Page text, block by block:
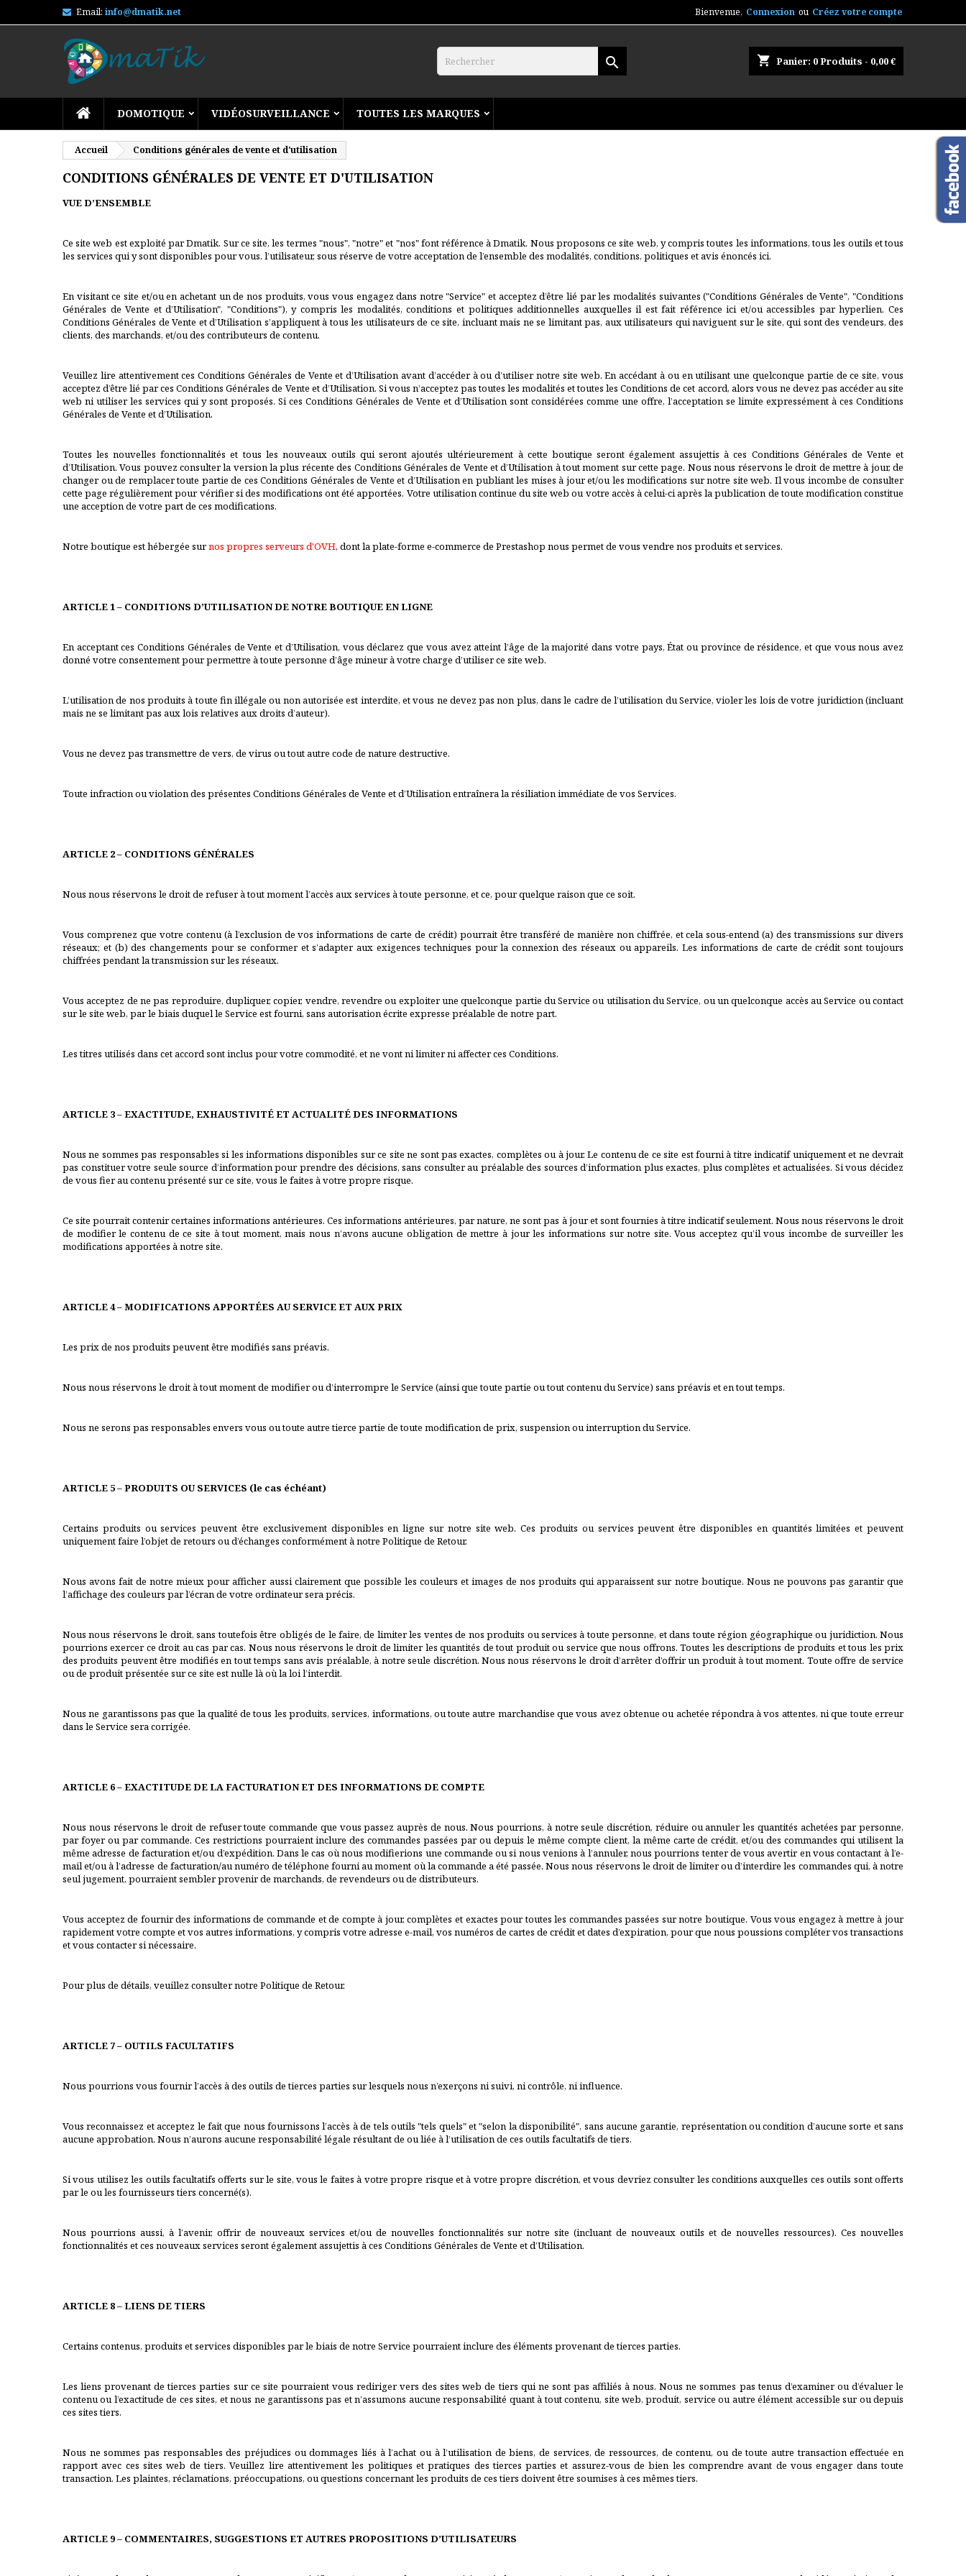
Email: info@dmatik.net Bienvenue, Connexion ou Créez votre compte
shopping_cart Panier: 0Produits - 0,00 €
search
DOMOTIQUE VIDÉOSURVEILLANCE TOUTES LES MARQUES
Accueil Conditions générales de vente et d'utilisation
CONDITIONS GÉNÉRALES DE VENTE ET D'UTILISATION
VUE D’ENSEMBLE
Ce site web est exploité parDmatik. Sur ce site, les termes "nous", "notre" et "nos" font référence à Dmatik. Nous proposons ce site web, y compris toutes les informations, tous les outils et tous
les services qui y sont disponibles pour vous, l’utilisateur, sous réserve de votre acceptation de l’ensemble des modalités, conditions, politiques et avis énoncés ici.
En visitant ce site et/ou en achetant un de nos produits, vous vous engagez dans notre "Service" et acceptez d’être lié par les modalités suivantes ("Conditions Générales de Vente", "Conditions
Générales de Vente et d’Utilisation", "Conditions"), y compris les modalités, conditions et politiques additionnelles auxquelles il est fait référence ici et/ou accessibles par hyperlien. Ces
Conditions Générales de Vente et d’Utilisation s’appliquent à tous les utilisateurs de ce site, incluant mais ne se limitant pas, aux utilisateurs qui naviguent sur le site, qui sont des vendeurs, des
clients, des marchands, et/ou des contributeurs de contenu.
Veuillez lire attentivement ces Conditions Générales de Vente et d’Utilisation avant d’accéder à ou d’utiliser notre site web. En accédant à ou en utilisant une quelconque partie de ce site, vous
acceptez d’être lié par ces Conditions Générales de Vente et d’Utilisation. Si vous n’acceptez pas toutes les modalités et toutes les Conditions de cet accord, alors vous ne devez pas accéder au site
web ni utiliser les services qui y sont proposés. Si ces Conditions Générales de Vente et d’Utilisation sont considérées comme une offre, l’acceptation se limite expressément à ces Conditions
Générales de Vente et d’Utilisation.
Toutes les nouvelles fonctionnalités et tous les nouveaux outils qui seront ajoutés ultérieurement à cette boutique seront également assujettis à ces Conditions Générales de Vente et
d’Utilisation. Vous pouvez consulter la version la plus récente des Conditions Générales de Vente et d’Utilisation à tout moment sur cette page. Nous nous réservons le droit de mettre à jour, de
changer ou de remplacer toute partie de ces Conditions Générales de Vente et d’Utilisation en publiant les mises à jour et/ou les modifications sur notre site web. Il vous incombe de consulter
cette page régulièrement pour vérifier si des modifications ont été apportées. Votre utilisation continue du site web ou votre accès à celui-ci après la publication de toute modification constitue
une acception de votre part de ces modifications.
Notre boutique est hébergée surnos propres serveurs d'OVH, dont la plate-forme e-commerce de Prestashop nous permet de vous vendre nos produits et services.
ARTICLE 1 – CONDITIONS D’UTILISATION DE NOTRE BOUTIQUE EN LIGNE
En acceptant ces Conditions Générales de Vente et d’Utilisation, vous déclarez que vous avez atteint l’âge de la majorité dans votre pays, État ou province de résidence, et que vous nous avez
donné votre consentement pour permettre à toute personne d’âge mineur à votre charge d’utiliser ce site web.
L’utilisation de nos produits à toute fin illégale ou non autorisée est interdite, et vous ne devez pas non plus, dans le cadre de l’utilisation du Service, violer les lois de votre juridiction (incluant
mais ne se limitant pas aux lois relatives aux droits d’auteur).
Vous ne devez pas transmettre de vers, de virus ou tout autre code de nature destructive.
Toute infraction ou violation des présentes Conditions Générales de Vente et d’Utilisation entraînera la résiliation immédiate de vos Services.
ARTICLE 2 – CONDITIONS GÉNÉRALES
Nous nous réservons le droit de refuser à tout moment l’accès aux services à toute personne, et ce, pour quelque raison que ce soit.
Vous comprenez que votre contenu (à l’exclusion de vos informations de carte de crédit) pourrait être transféré de manière non chiffrée, et cela sous-entend (a) des transmissions sur divers
réseaux; et (b) des changements pour se conformer et s’adapter aux exigences techniques pour la connexion des réseaux ou appareils. Les informations de carte de crédit sont toujours
chiffrées pendant la transmission sur les réseaux.
Vous acceptez de ne pas reproduire, dupliquer, copier, vendre, revendre ou exploiter une quelconque partie du Service ou utilisation du Service, ou un quelconque accès au Service ou contact
sur le site web, par le biais duquel le Service est fourni, sans autorisation écrite expresse préalable de notre part.
Les titres utilisés dans cet accord sont inclus pour votre commodité, et ne vont ni limiter ni affecter ces Conditions.
ARTICLE 3 – EXACTITUDE, EXHAUSTIVITÉ ET ACTUALITÉ DES INFORMATIONS
Nous ne sommes pas responsables si les informations disponibles sur ce site ne sont pas exactes, complètes ou à jour. Le contenu de ce site est fourni à titre indicatif uniquement et ne devrait
pas constituer votre seule source d’information pour prendre des décisions, sans consulter au préalable des sources d’information plus exactes, plus complètes et actualisées. Si vous décidez
de vous fier au contenu présenté sur ce site, vous le faites à votre propre risque.
Ce site pourrait contenir certaines informations antérieures. Ces informations antérieures, par nature, ne sont pas à jour et sont fournies à titre indicatif seulement. Nous nous réservons le droit
de modifier le contenu de ce site à tout moment, mais nous n’avons aucune obligation de mettre à jour les informations sur notre site. Vous acceptez qu’il vous incombe de surveiller les
modifications apportées à notre site.
ARTICLE 4 – MODIFICATIONS APPORTÉES AU SERVICE ET AUX PRIX
Les prix de nos produits peuvent être modifiés sans préavis.
Nous nous réservons le droit à tout moment de modifier ou d’interrompre le Service (ainsi que toute partie ou tout contenu du Service) sans préavis et en tout temps.
Nous ne serons pas responsables envers vous ou toute autre tierce partie de toute modification de prix, suspension ou interruption du Service.
ARTICLE 5 – PRODUITS OU SERVICES (le cas échéant)
Certains produits ou services peuvent être exclusivement disponibles en ligne sur notre site web. Ces produits ou services peuvent être disponibles en quantités limitées et peuvent
uniquement faire l’objet de retours ou d’échanges conformément à notre Politique de Retour.
Nous avons fait de notre mieux pour afficher aussi clairement que possible les couleurs et images de nos produits qui apparaissent sur notre boutique. Nous ne pouvons pas garantir que
l’affichage des couleurs par l’écran de votre ordinateur sera précis.
Nous nous réservons le droit, sans toutefois être obligés de le faire, de limiter les ventes de nos produits ou services à toute personne, et dans toute région géographique ou juridiction. Nous
pourrions exercer ce droit au cas par cas. Nous nous réservons le droit de limiter les quantités de tout produit ou service que nous offrons. Toutes les descriptions de produits et tous les prix
des produits peuvent être modifiés en tout temps sans avis préalable, à notre seule discrétion. Nous nous réservons le droit d’arrêter d’offrir un produit à tout moment. Toute offre de service
ou de produit présentée sur ce site est nulle là où la loi l’interdit.
Nous ne garantissons pas que la qualité de tous les produits, services, informations, ou toute autre marchandise que vous avez obtenue ou achetée répondra à vos attentes, ni que toute erreur
dans le Service sera corrigée.
ARTICLE 6 – EXACTITUDE DE LA FACTURATION ET DES INFORMATIONS DE COMPTE
Nous nous réservons le droit de refuser toute commande que vous passez auprès de nous. Nous pourrions, à notre seule discrétion, réduire ou annuler les quantités achetées par personne,
par foyer ou par commande. Ces restrictions pourraient inclure des commandes passées par ou depuis le même compte client, la même carte de crédit, et/ou des commandes qui utilisent la
même adresse de facturation et/ou d’expédition. Dans le cas où nous modifierions une commande ou si nous venions à l’annuler, nous pourrions tenter de vous avertir en vous contactant à l’e-
mail et/ou à l’adresse de facturation/au numéro de téléphone fourni au moment où la commande a été passée. Nous nous réservons le droit de limiter ou d’interdire les commandes qui, à notre
seul jugement, pourraient sembler provenir de marchands, de revendeurs ou de distributeurs.
Vous acceptez de fournir des informations de commande et de compte à jour, complètes et exactes pour toutes les commandes passées sur notre boutique. Vous vous engagez à mettre à jour
rapidement votre compte et vos autres informations, y compris votre adresse e-mail, vos numéros de cartes de crédit et dates d’expiration, pour que nous poussions compléter vos transactions
et vous contacter si nécessaire.
Pour plus de détails, veuillez consulter notre Politique de Retour.
ARTICLE 7 – OUTILS FACULTATIFS
Nous pourrions vous fournir l’accès à des outils de tierces parties sur lesquels nous n’exerçons ni suivi, ni contrôle, ni influence.
Vous reconnaissez et acceptez le fait que nous fournissons l’accès à de tels outils "tels quels" et "selon la disponibilité", sans aucune garantie, représentation ou condition d’aucune sorte et sans
aucune approbation. Nous n’aurons aucune responsabilité légale résultant de ou liée à l’utilisation de ces outils facultatifs de tiers.
Si vous utilisez les outils facultatifs offerts sur le site, vous le faites à votre propre risque et à votre propre discrétion, et vous devriez consulter les conditions auxquelles ces outils sont offerts
par le ou les fournisseurs tiers concerné(s).
Nous pourrions aussi, à l’avenir, offrir de nouveaux services et/ou de nouvelles fonctionnalités sur notre site (incluant de nouveaux outils et de nouvelles ressources). Ces nouvelles
fonctionnalités et ces nouveaux services seront également assujettis à ces Conditions Générales de Vente et d’Utilisation.
ARTICLE 8 – LIENS DE TIERS
Certains contenus, produits et services disponibles par le biais de notre Service pourraient inclure des éléments provenant de tierces parties.
Les liens provenant de tierces parties sur ce site pourraient vous rediriger vers des sites web de tiers qui ne sont pas affiliés à nous. Nous ne sommes pas tenus d’examiner ou d’évaluer le
contenu ou l’exactitude de ces sites, et nous ne garantissons pas et n’assumons aucune responsabilité quant à tout contenu, site web, produit, service ou autre élément accessible sur ou depuis
ces sites tiers.
Nous ne sommes pas responsables des préjudices ou dommages liés à l’achat ou à l’utilisation de biens, de services, de ressources, de contenu, ou de toute autre transaction effectuée en
rapport avec ces sites web de tiers. Veuillez lire attentivement les politiques et pratiques des tierces parties et assurez-vous de bien les comprendre avant de vous engager dans toute
transaction. Les plaintes, réclamations, préoccupations, ou questions concernant les produits de ces tiers doivent être soumises à ces mêmes tiers.
ARTICLE 9 – COMMENTAIRES, SUGGESTIONS ET AUTRES PROPOSITIONS D’UTILISATEURS